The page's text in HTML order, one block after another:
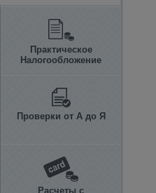
Практическое
Налогообложение
Проверки от А до Я
Расчеты с